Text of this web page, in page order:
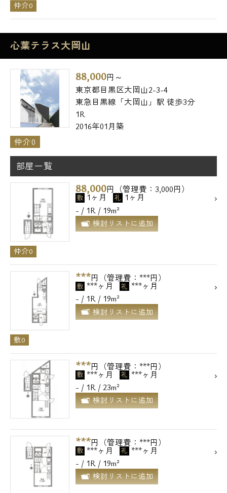
仲介0
心葉テラス大岡山
88,000円～
東京都目黒区大岡山2-3-4
東急目黒線「大岡山」駅 徒歩3分
1R
2016年01月築
仲介0
部屋一覧
88,000円（管理費：3,000円）
敷 1ヶ月 礼 1ヶ月
- / 1R / 19m²
検討リストに追加
仲介0
***円（管理費：***円）
敷 ***ヶ月 礼 ***ヶ月
- / 1R / 19m²
検討リストに追加
敷0
***円（管理費：***円）
敷 ***ヶ月 礼 ***ヶ月
- / 1R / 23m²
検討リストに追加
***円（管理費：***円）
敷 ***ヶ月 礼 ***ヶ月
- / 1R / 19m²
検討リストに追加